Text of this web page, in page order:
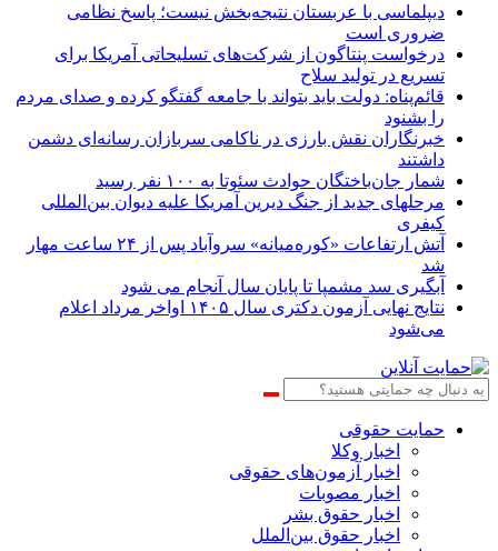
دیپلماسی با عربستان نتیجه‌بخش نیست؛ پاسخ نظامی
ضروری است
درخواست پنتاگون از شرکت‌های تسلیحاتی آمریکا برای
تسریع در تولید سلاح
قائم‌پناه: دولت باید بتواند با جامعه گفتگو کرده و صدای مردم
را بشنود
خبرنگاران نقش بارزی در ناکامی سربازان رسانه‌ای دشمن
داشتند
شمار جان‌باختگان حوادث سئوتا به ۱۰۰ نفر رسید
مرحله‎ای جدید از جنگ دیرین آمریکا علیه دیوان بین‌المللی
کیفری
آتش ارتفاعات «کوره‌میانه» سروآباد پس از ۲۴ ساعت مهار
شد
آبگیری سد مشمپا تا پایان سال آنجام می شود
نتایج نهایی آزمون دکتری سال ۱۴۰۵ اواخر مرداد اعلام
می‌شود
حمایت حقوقی
اخبار وکلا
اخبار آزمون‌های حقوقی
اخبار مصوبات
اخبار حقوق بشر
اخبار حقوق بین‌الملل